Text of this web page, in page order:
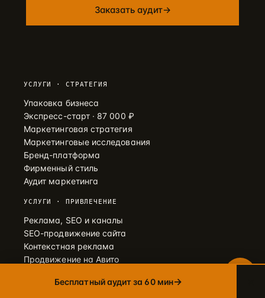
Заказать аудит→
УСЛУГИ · СТРАТЕГИЯ
Упаковка бизнеса
Экспресс-старт · 87 000 ₽
Маркетинговая стратегия
Маркетинговые исследования
Бренд-платформа
Фирменный стиль
Аудит маркетинга
УСЛУГИ · ПРИВЛЕЧЕНИЕ
Реклама, SEO и каналы
SEO-продвижение сайта
Контекстная реклама
Продвижение на Авито
Таргет ВКонтакте
WhatsApp
+7 905 456-75-58 · С 9 ДО 21 МСК
MAX
+7 905 456-75-58 · РОССИЙСКИЙ МЕССЕНДЖЕР
EMAIL · ОТВЕТ В ТЕЧЕНИЕ ДНЯ
Бесплатный аудит за 60 мин→